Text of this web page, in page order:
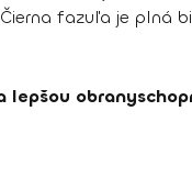
fazuľa je plná